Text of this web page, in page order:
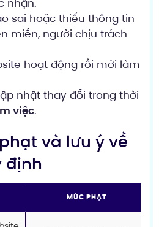
nhận.
sai hoặc thiếu thông tin
miền, người chịu trách
hoạt động rồi mới làm
nhật thay đổi trong thời
việc.
và lưu ý về
định
MỨC PHẠT